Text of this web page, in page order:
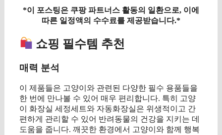
*이 포스팅은 쿠팡 파트너스 활동의 일환으로, 이에
따른 일정액의 수수료를 제공받습니다.*
쇼핑 필수템 추천
매력 분석
이 제품들은 고양이와 관련된 다양한 필수 용품들을
한 번에 만나볼 수 있어 매우 편리합니다. 특히 고양
이 화장실 세정세트와 자동화장실은 위생적이고 간
편하게 관리할 수 있어 반려동물의 건강을 지키는 데
도움을 줍니다. 깨끗한 환경에서 고양이와 함께 행복